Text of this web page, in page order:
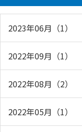
2023年06月（1）
2022年09月（1）
2022年08月（2）
2022年05月（1）